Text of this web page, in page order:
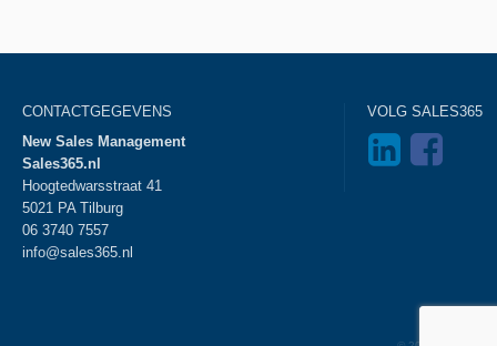
CONTACTGEGEVENS
New Sales Management
Sales365.nl
Hoogtedwarsstraat 41
5021 PA Tilburg
06 3740 7557
info@sales365.nl
VOLG SALES365